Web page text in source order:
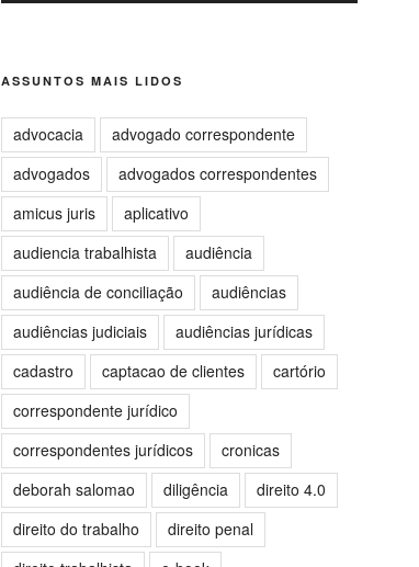
ASSUNTOS MAIS LIDOS
advocacia
advogado correspondente
advogados
advogados correspondentes
amicus juris
aplicativo
audiencia trabalhista
audiência
audiência de conciliação
audiências
audiências judiciais
audiências jurídicas
cadastro
captacao de clientes
cartório
correspondente jurídico
correspondentes jurídicos
cronicas
deborah salomao
diligência
direito 4.0
direito do trabalho
direito penal